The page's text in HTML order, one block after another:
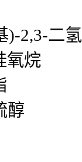
)-2,3-二
氧烷
醇